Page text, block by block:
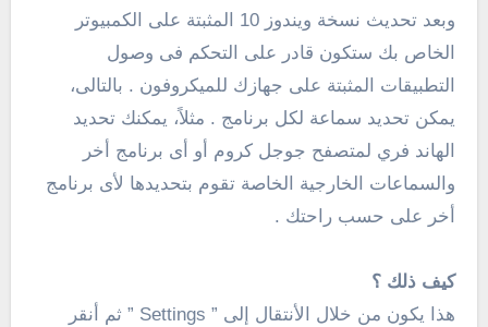
وبعد تحديث نسخة ويندوز 10 المثبتة على الكمبيوتر
الخاص بك ستكون قادر على التحكم فى وصول
التطبيقات المثبتة على جهازك للميكروفون . بالتالى،
يمكن تحديد سماعة لكل برنامج . مثلاً، يمكنك تحديد
الهاند فري لمتصفح جوجل كروم أو أى برنامج أخر
والسماعات الخارجية الخاصة تقوم بتحديدها لأى برنامج
أخر على حسب راحتك .
كيف ذلك ؟
هذا يكون من خلال الأنتقال إلى ” Settings ” ثم أنقر